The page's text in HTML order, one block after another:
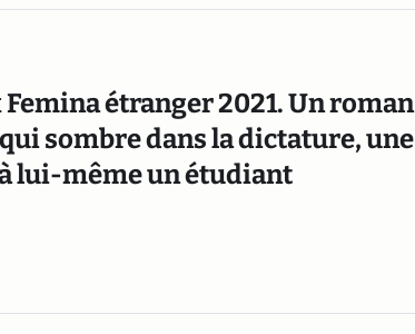
étranger 2021. Un roman
sombre dans la dictature, une
lui-même un étudiant